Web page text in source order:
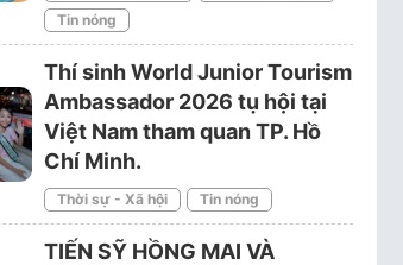
Tin nóng
Thí sinh World Junior Tourism
Ambassador 2026 tụ hội tại
Việt Nam tham quan TP. Hồ
Chí Minh.
Thời sự - Xã hội Tin nóng
TIẾN SỸ HỒNG MAI VÀ